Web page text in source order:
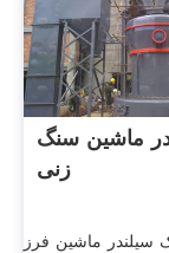
ماشین سنگ
زنی
سیلندر ماشین فرز